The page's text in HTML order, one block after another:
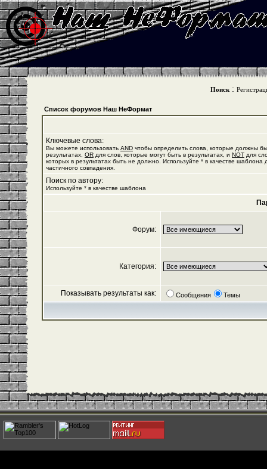
Поиск :
Список форумов Наш НеФормат
Ключевые слова:
Вы можете использовать AND чтобы определить слова, которые должны
результатах, OR для слов, которые могут быть в результатах, и NOT для
которых в результатах быть не должно. Используйте * в качестве шаблона
частичного совпадения.
Поиск по автору:
Используйте * в качестве шаблона
Форум:
Категория:
Показывать результаты как: Сообщения Темы